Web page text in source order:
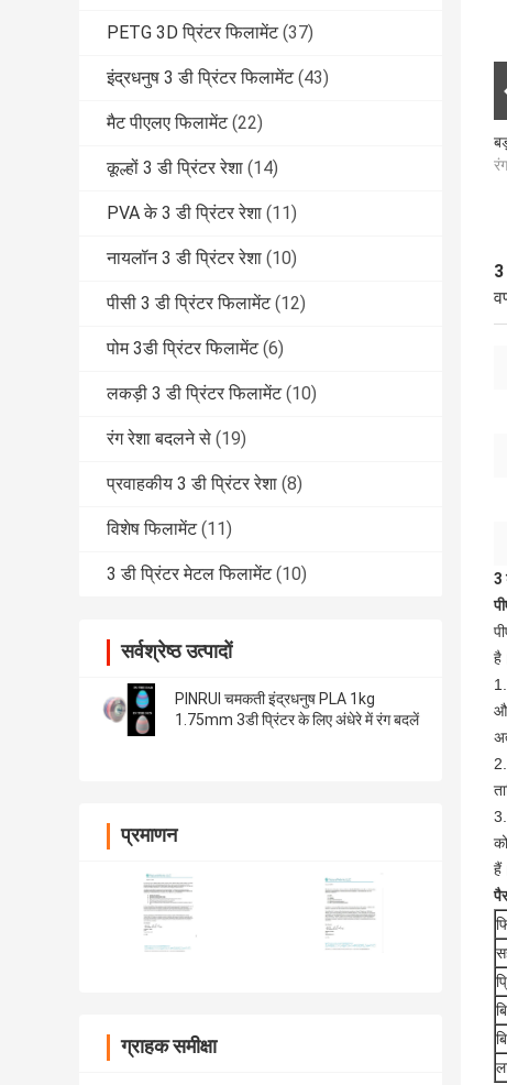
PETG 3D प्रिंटर फिलामेंट (37)
इंद्रधनुष 3 डी प्रिंटर फिलामेंट (43)
मैट पीएलए फिलामेंट (22)
कूल्हों 3 डी प्रिंटर रेशा (14)
PVA के 3 डी प्रिंटर रेशा (11)
नायलॉन 3 डी प्रिंटर रेशा (10)
पीसी 3 डी प्रिंटर फिलामेंट (12)
पोम 3डी प्रिंटर फिलामेंट (6)
लकड़ी 3 डी प्रिंटर फिलामेंट (10)
रंग रेशा बदलने से (19)
प्रवाहकीय 3 डी प्रिंटर रेशा (8)
विशेष फिलामेंट (11)
3 डी प्रिंटर मेटल फिलामेंट (10)
सर्वश्रेष्ठ उत्पादों
PINRUI चमकती इंद्रधनुष PLA 1kg
1.75mm 3डी प्रिंटर के लिए अंधेरे में रंग बदलें
प्रमाणन
ग्राहक समीक्षा
3
3